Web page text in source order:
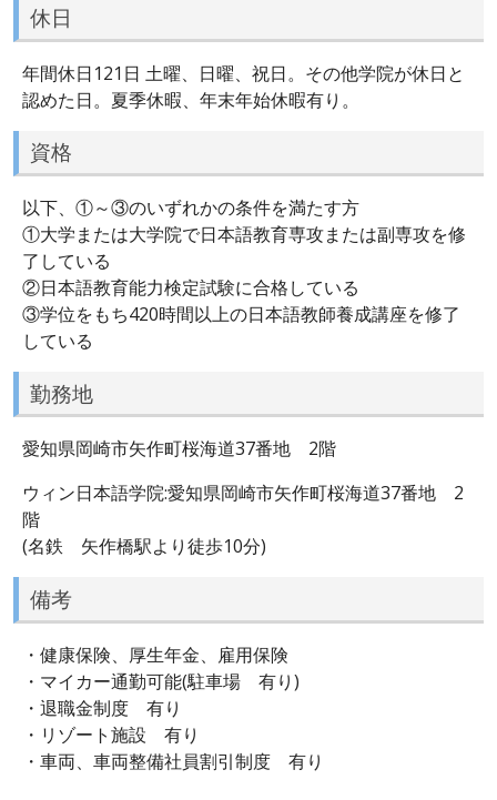
休日
年間休日121日 土曜、日曜、祝日。その他学院が休日と
認めた日。夏季休暇、年末年始休暇有り。
資格
以下、①～③のいずれかの条件を満たす方
①大学または大学院で日本語教育専攻または副専攻を修
了している
②日本語教育能力検定試験に合格している
③学位をもち420時間以上の日本語教師養成講座を修了
している
勤務地
愛知県岡崎市矢作町桜海道37番地 2階
ウィン日本語学院:愛知県岡崎市矢作町桜海道37番地 2
階
(名鉄 矢作橋駅より徒歩10分)
備考
・健康保険、厚生年金、雇用保険
・マイカー通勤可能(駐車場 有り)
・退職金制度 有り
・リゾート施設 有り
・車両、車両整備社員割引制度 有り